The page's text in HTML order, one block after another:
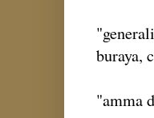
buraya,
"amma